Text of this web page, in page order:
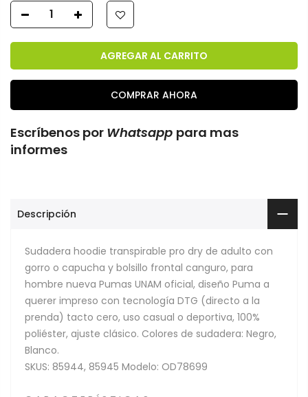
AGREGAR AL CARRITO
COMPRAR AHORA
Escríbenos por Whatsapp para mas
informes
Descripción
Sudadera hoodie transpirable pro dry de adulto con
gorro o capucha y bolsillo frontal canguro, para
hombre nueva Pumas UNAM oficial, diseño Puma a
querer impreso con tecnología DTG (directo a la
prenda) tacto cero, uso casual o deportiva, 100%
poliéster, ajuste clásico. Colores de sudadera: Negro,
Blanco.
SKUS: 85944, 85945 Modelo: OD78699